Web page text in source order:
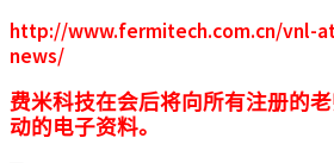
http://www.fermitech.com.cn/vnl-
news/
费米科技在会后将向所有注册的
动的电子资料。